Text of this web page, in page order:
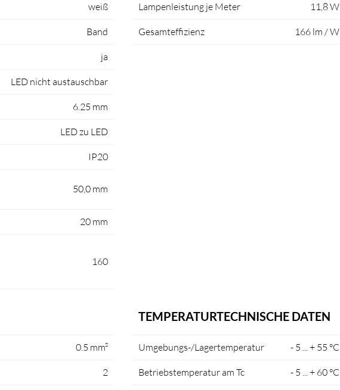
weiß
Band
ja
LED nicht austauschbar
6.25 mm
LED zu LED
IP20
50,0 mm
20 mm
160
Lampenleistung je Meter 11,8 W
Gesamteffizienz 166 lm / W
0.5 mm²
2
TEMPERATURTECHNISCHE DATEN
Umgebungs-/Lagertemperatur - 5 ... + 55 °C
Betriebstemperatur am Tc - 5 ... + 60 °C